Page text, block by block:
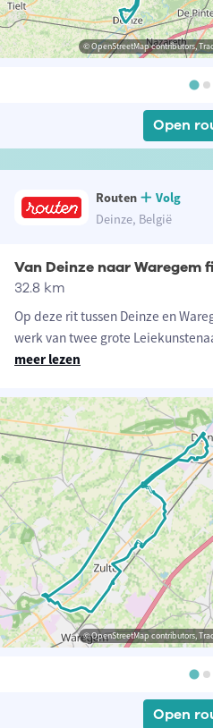
© OpenStreetMap contributors,
Open
Routen
Volg
Deinze, België
Van Deinze naar Waregem
32.8 km
Op deze rit tussen Deinze en
werk van twee grote
meer lezen
© OpenStreetMap contributors,
Open